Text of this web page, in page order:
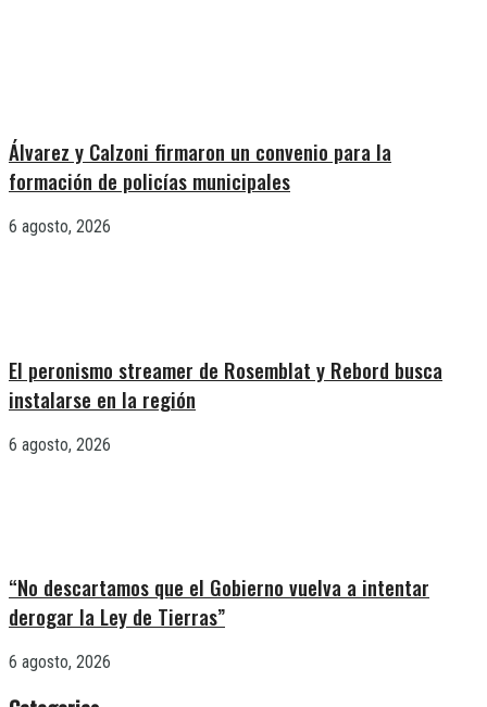
Álvarez y Calzoni firmaron un convenio para la
formación de policías municipales
6 agosto, 2026
El peronismo streamer de Rosemblat y Rebord busca
instalarse en la región
6 agosto, 2026
“No descartamos que el Gobierno vuelva a intentar
derogar la Ley de Tierras”
6 agosto, 2026